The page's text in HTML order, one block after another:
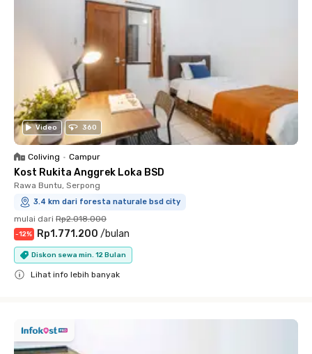
Video 360
Coliving • Campur
Kost Rukita Anggrek Loka BSD
Rawa Buntu, Serpong
3.4 km dari foresta naturale bsd city
mulai dari Rp2.018.000
-12% Rp1.771.200 /bulan
Diskon sewa min. 12 Bulan
Lihat info lebih banyak